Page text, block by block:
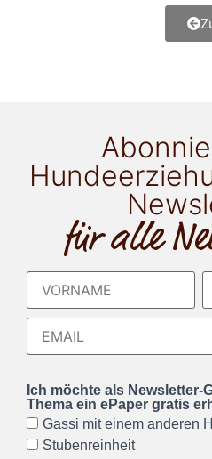
für alle
Ich möchte als Newsletter-
Thema ein ePaper gratis
Gassi mit einem anderen
Stubenreinheit